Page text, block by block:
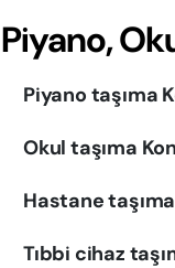
Piyano,
Piyano taşıma
Okul taşıma
Hastane
Tıbbi cihaz